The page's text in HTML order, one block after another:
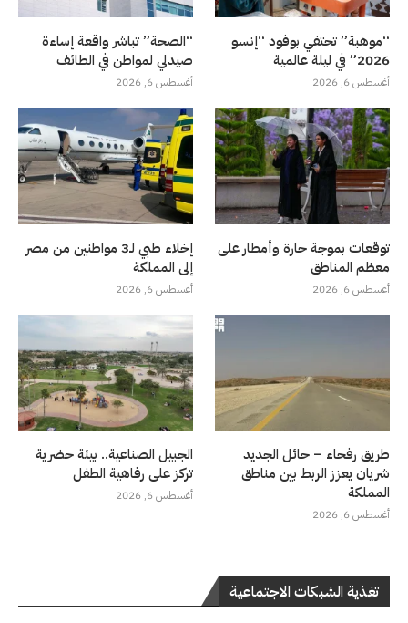
“موهبة” تحتفي بوفود “إنسو
2026” في ليلة عالمية
أغسطس 6, 2026
“الصحة” تباشر واقعة إساءة
صيدلي لمواطن في الطائف
أغسطس 6, 2026
توقعات بموجة حارة وأمطار على
معظم المناطق
أغسطس 6, 2026
إخلاء طبي لـ3 مواطنين من مصر
إلى المملكة
أغسطس 6, 2026
طريق رفحاء – حائل الجديد
شريان يعزز الربط بين مناطق
المملكة
أغسطس 6, 2026
الجبيل الصناعية.. بيئة حضرية
تركز على رفاهية الطفل
أغسطس 6, 2026
تغذية الشبكات الاجتماعية